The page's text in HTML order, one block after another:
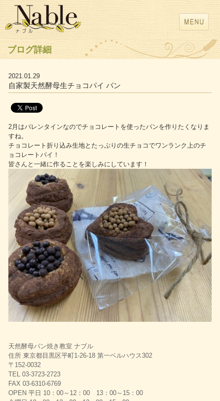
ブログ詳細
2021.01.29
自家製天然酵母生チョコパイ パン
2月はバレンタインなのでチョコレートを使ったパンを作りたくなりま
すね。
チョコレート折り込み生地とたっぷりの生チョコでワンランク上のチ
ョコレートパイ！
皆さんと一緒に作ることを楽しみにしています！
天然酵母パン焼き教室 ナブル
住所 東京都目黒区平町1-26-18 第一ベルハウス302
〒152-0032
TEL 03-3723-2723
FAX 03-6310-6769
OPEN 平日 10：00～12：00 13：00～15：00